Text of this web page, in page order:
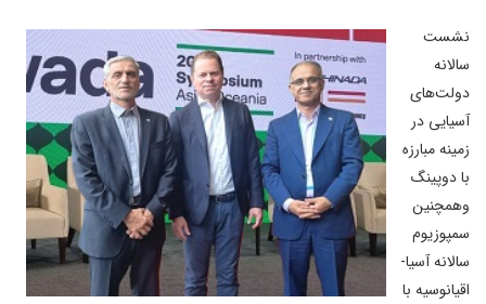
نشست
سالانه
دولت‌های
آسیایی در
زمینه مبارزه
با دوپینگ
وهمچنین
سمپوزیوم
سالانه آسیا-
اقیانوسیه با